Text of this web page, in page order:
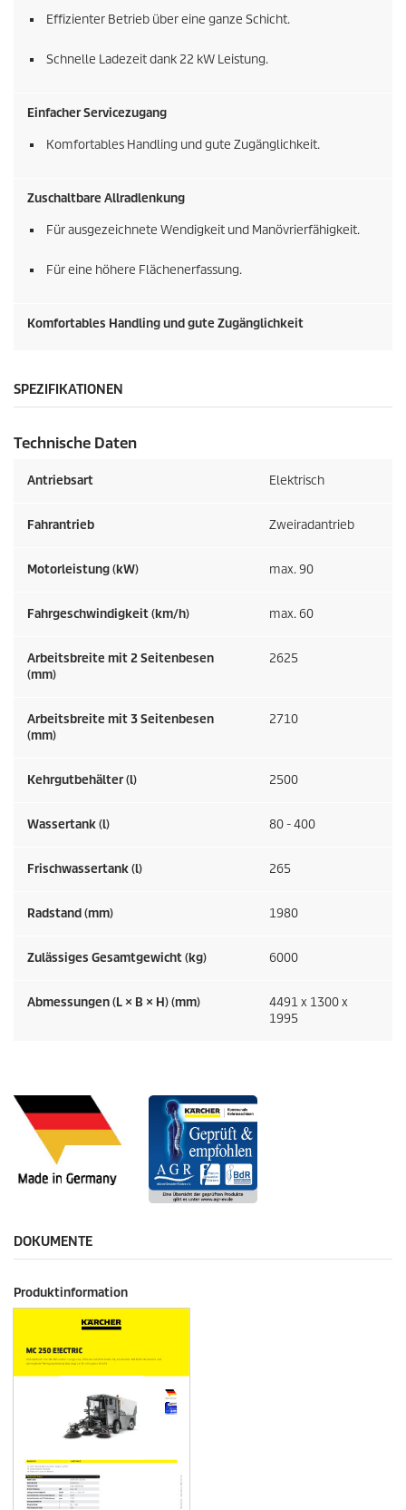
Effizienter Betrieb über eine ganze Schicht.
Schnelle Ladezeit dank 22 kW Leistung.
Einfacher Servicezugang
Komfortables Handling und gute Zugänglichkeit.
Zuschaltbare Allradlenkung
Für ausgezeichnete Wendigkeit und Manövrierfähigkeit.
Für eine höhere Flächenerfassung.
Komfortables Handling und gute Zugänglichkeit
SPEZIFIKATIONEN
Technische Daten
Antriebsart Elektrisch
Fahrantrieb Zweiradantrieb
Motorleistung (kW) max. 90
Fahrgeschwindigkeit (km/h) max. 60
Arbeitsbreite mit 2 Seitenbesen
(mm)
2625
Arbeitsbreite mit 3 Seitenbesen
(mm)
2710
Kehrgutbehälter (l) 2500
Wassertank (l) 80 - 400
Frischwassertank (l) 265
Radstand (mm) 1980
Zulässiges Gesamtgewicht (kg) 6000
Abmessungen (L × B × H) (mm)
4491 x 1300 x
1995
DOKUMENTE
Produktinformation